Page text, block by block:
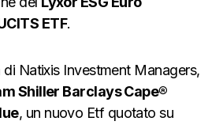
ETF.
di Natixis Investment Managers,
Shiller Barclays Cape®
, un nuovo Etf quotato su